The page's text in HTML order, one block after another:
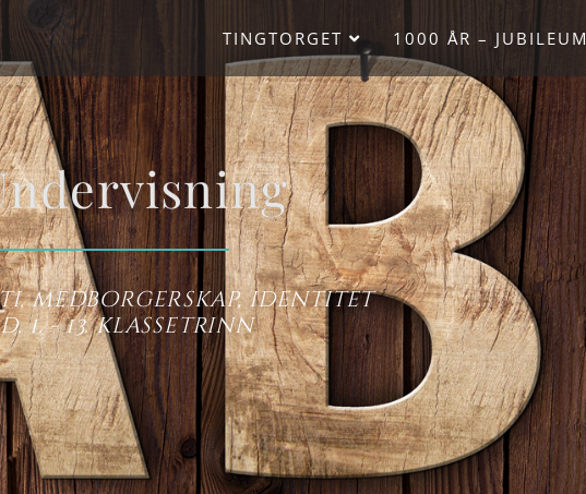
TINGTORGET 1000 ÅR – JUBILEUM
medborgerskap, identitet
1. - 13. klassetrinn​